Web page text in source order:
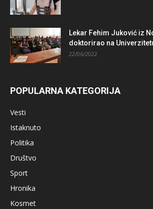
Lekar Fehim Juković iz
doktorirao na
22/06/2022
POPULARNA KATEGORIJA
Vesti
Istaknuto
Politika
Društvo
Sport
Hronika
Kosmet